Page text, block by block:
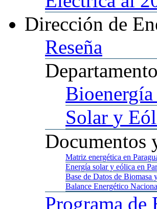
Dirección de
Reseña
Bioenergía
Solar y
Documentos
Matriz energética en
Energía solar y eólica en
Base de Datos de Biomasa
Balance Energético
Programa de